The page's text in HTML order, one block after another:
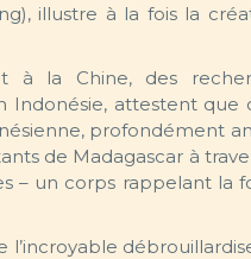
illustre à la fois la
à la Chine, des
Indonésie, attestent que
profondément
de Madagascar à
– un corps rappelant la